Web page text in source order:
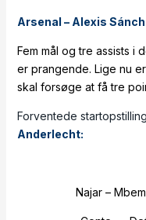
Arsenal – Alexis
Fem mål og tre assists i
er prangende. Lige nu
skal forsøge at få tre
Forventede
Anderlecht:
Najar –